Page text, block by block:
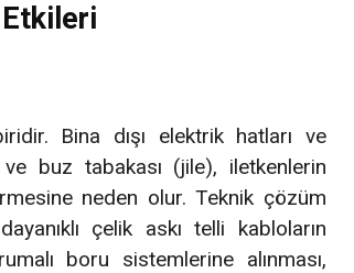
Bina dışı elektrik hatları ve
buz tabakası (jile), iletkenlerin
neden olur. Teknik çözüm
çelik askı telli kabloların
boru sistemlerine alınması,